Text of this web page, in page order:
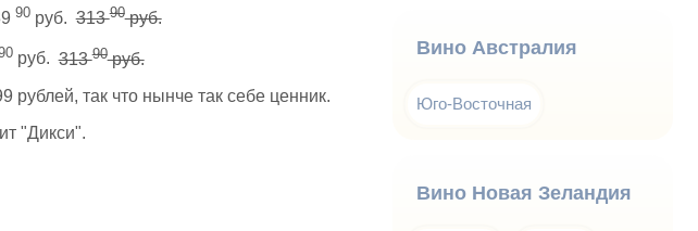
90руб.31390руб.
руб.31390руб.
так что нынче так себе ценник.
"Дикси".
Вино Австралия
Юго-Восточная
Вино Новая Зеландия